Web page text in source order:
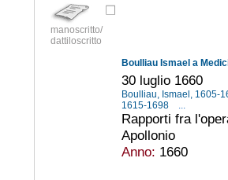
manoscritto/
dattiloscritto
Boulliau Ismael a
30 luglio 1660
Boulliau, Ismael, 1605-
1615-1698
...
Rapporti fra
Apollonio
Anno: 1660